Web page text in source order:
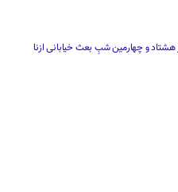
هشتاد و چهارمین شبِ بعث خیابانی ازنا